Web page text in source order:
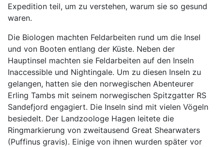
Expedition teil, um zu verstehen, warum sie so gesund
waren.
Die Biologen machten Feldarbeiten rund um die Insel
und von Booten entlang der Küste. Neben der
Hauptinsel machten sie Feldarbeiten auf den Inseln
Inaccessible und Nightingale. Um zu diesen Inseln zu
gelangen, hatten sie den norwegischen Abenteurer
Erling Tambs mit seinem norwegischen Spitzgatter RS ​​
Sandefjord engagiert. Die Inseln sind mit vielen Vögeln
besiedelt. Der Landzoologe Hagen leitete die
Ringmarkierung von zweitausend Great Shearwaters
(Puffinus gravis). Einige von ihnen wurden später vor